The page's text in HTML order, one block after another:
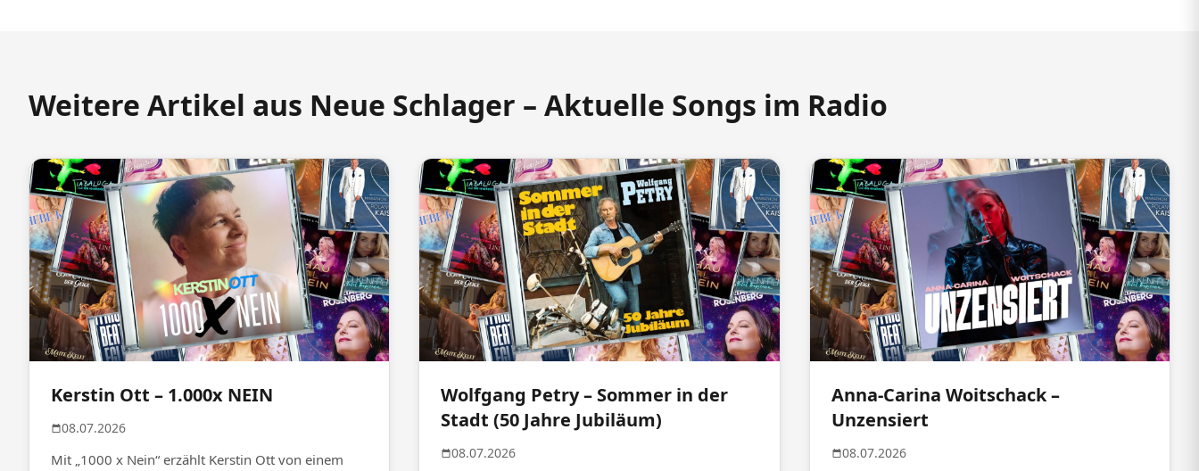
Weitere Artikel aus Neue Schlager – Aktuelle Songs im Radio
Kerstin Ott – 1.000x NEIN
08.07.2026
Mit „1000 x Nein“ erzählt Kerstin Ott von einem
Wolfgang Petry – Sommer in der
Stadt (50 Jahre Jubiläum)
08.07.2026
Anna-Carina Woitschack –
Unzensiert
08.07.2026